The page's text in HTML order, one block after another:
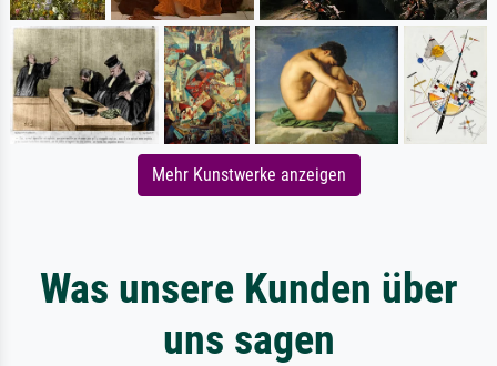
Mehr Kunstwerke anzeigen
Was unsere Kunden über
uns sagen